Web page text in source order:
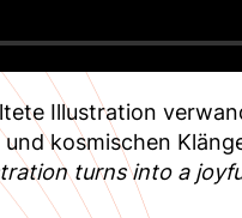
Illustration
kosmischen
turns into a